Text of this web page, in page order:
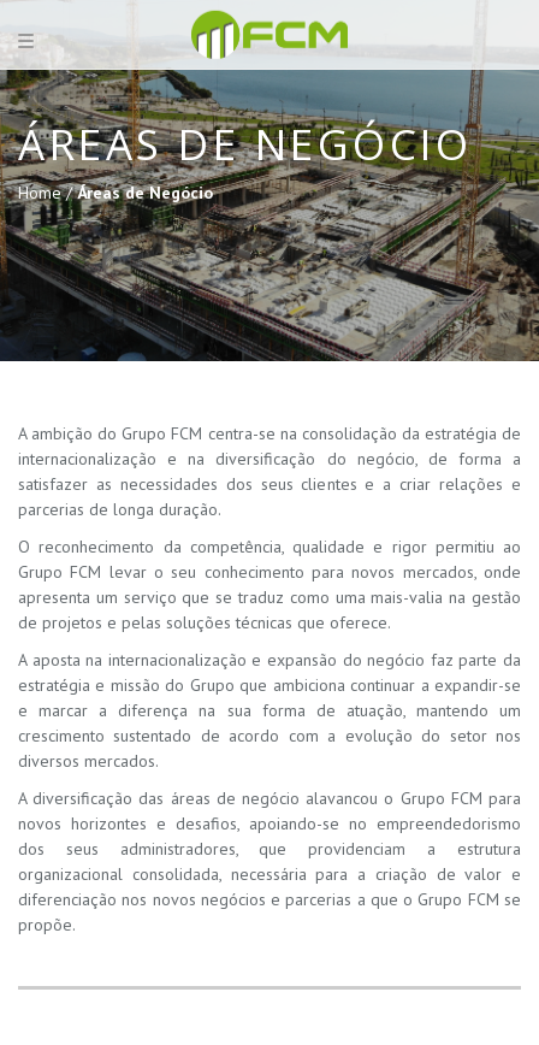
ÁREAS DE NEGÓCIO
Home /Áreas de Negócio
A ambição do Grupo FCM centra-se na consolidação da estratégia de
internacionalização e na diversificação do negócio, de forma a
satisfazer as necessidades dos seus clientes e a criar relações e
parcerias de longa duração.
O reconhecimento da competência, qualidade e rigor permitiu ao
Grupo FCM levar o seu conhecimento para novos mercados, onde
apresenta um serviço que se traduz como uma mais-valia na gestão
de projetos e pelas soluções técnicas que oferece.
A aposta na internacionalização e expansão do negócio faz parte da
estratégia e missão do Grupo que ambiciona continuar a expandir-se
e marcar a diferença na sua forma de atuação, mantendo um
crescimento sustentado de acordo com a evolução do setor nos
diversos mercados.
A diversificação das áreas de negócio alavancou o Grupo FCM para
novos horizontes e desafios, apoiando-se no empreendedorismo
dos seus administradores, que providenciam a estrutura
organizacional consolidada, necessária para a criação de valor e
diferenciação nos novos negócios e parcerias a que o Grupo FCM se
propõe.